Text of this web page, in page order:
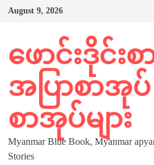
Skip
August 9, 2026
ဖောင်းဒိုင်း
အပြာစာအု
စာအုပ်များ
Myanmar Blue Book, Myanmar
Stories